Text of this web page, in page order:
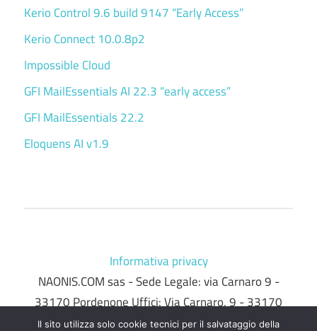
Kerio Control 9.6 build 9147 “Early Access”
Kerio Connect 10.0.8p2
Impossible Cloud
GFI MailEssentials AI 22.3 “early access”
GFI MailEssentials 22.2
Eloquens AI v1.9
Informativa privacy
NAONIS.COM sas - Sede Legale: via Carnaro 9 -
33170 Pordenone Uffici: Via Carnaro, 9 - 33170
Pordenone - telefono 0434.536248 - P.IVA/C.F.
Il sito utilizza solo cookie tecnici per il salvataggio della